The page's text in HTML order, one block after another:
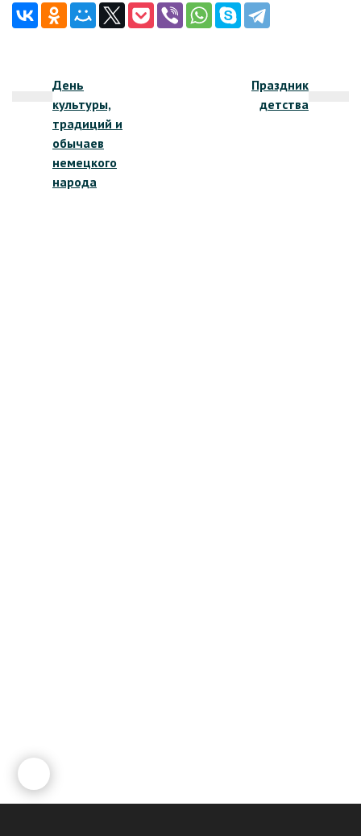
записям
День
культуры,
традиций и
обычаев
немецкого
народа
Праздник
детства